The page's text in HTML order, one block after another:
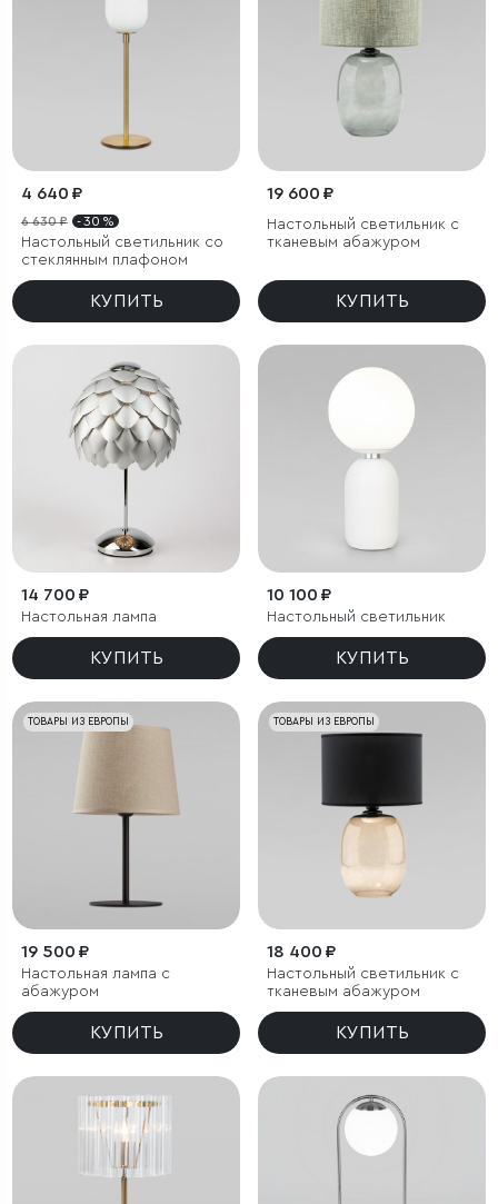
4 640 ₽
6 630 ₽ - 30 %
Настольный светильник со
стеклянным плафоном
КУПИТЬ
19 600 ₽
Настольный светильник с
тканевым абажуром
КУПИТЬ
14 700 ₽
Настольная лампа
КУПИТЬ
10 100 ₽
Настольный светильник
КУПИТЬ
ТОВАРЫ ИЗ ЕВРОПЫ
19 500 ₽
Настольная лампа с
абажуром
КУПИТЬ
ТОВАРЫ ИЗ ЕВРОПЫ
18 400 ₽
Настольный светильник с
тканевым абажуром
КУПИТЬ